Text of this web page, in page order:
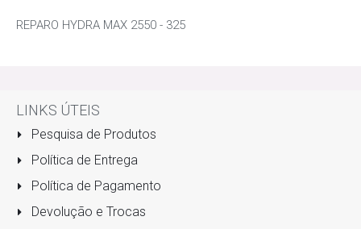
REPARO HYDRA MAX 2550 - 325
LINKS ÚTEIS
Pesquisa de Produtos
Política de Entrega
Política de Pagamento
Devolução e Trocas